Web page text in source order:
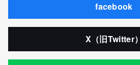
facebook
X（旧Twitter）